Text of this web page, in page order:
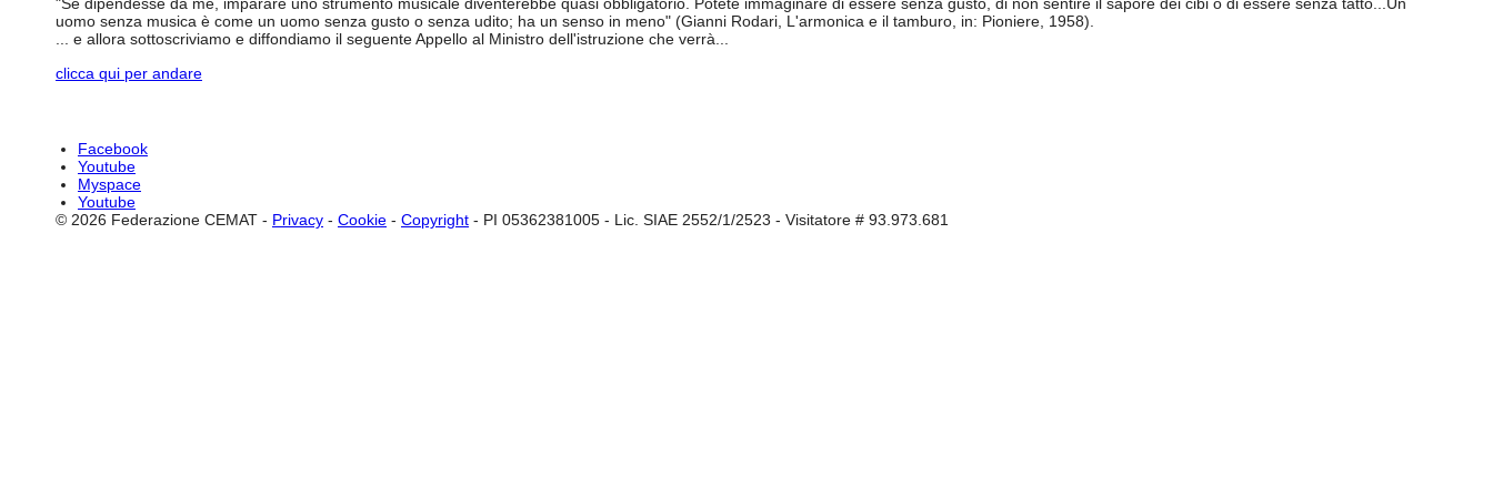
uomo senza musica è come un uomo senza gusto o senza udito; ha un senso in meno" (Gianni Rodari, L'armonica e il tamburo, in: Pioniere, 1958).
... e allora sottoscriviamo e diffondiamo il seguente Appello al Ministro dell'istruzione che verrà...
clicca qui per andare
Facebook
Youtube
Myspace
Youtube
© 2026 Federazione CEMAT - Privacy - Cookie - Copyright - PI 05362381005 - Lic. SIAE 2552/1/2523 - Visitatore # 93.973.681